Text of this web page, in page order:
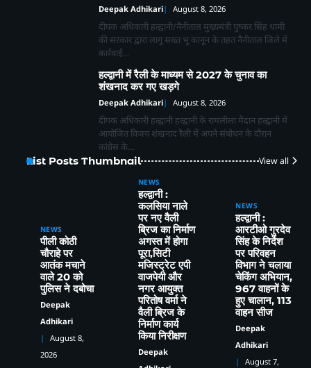
Deepak Adhikari August 8, 2026
दीपक अधिकारी हल्द्वानी/नैनीताल मुख्यमंत्री पुष्कर सिंह धामी
की सरकार द्वारा लागू सख्त भू कानून के तहत नैनीताल जिले में
कार्रवाई…
हल्द्वानी में रैली के माध्यम से 2027 के चुनाव का
शंखनाद कर गए खड़गे
Deepak Adhikari August 8, 2026
दीपक अधिकारी हल्द्वानी हल्द्वानी के रामलीला मैदान हल्द्वानी में
आयोजित विजय शंखनाद रैली में अपने संबोधन के दौरान
कांग्रेस के…
List Posts Thumbnail View all
NEWS
पीली कोठी
चौराहे पर
आतंक मचाने
वाले 20 को
पुलिस ने दबोचा
Deepak
Adhikari
August 8,
2026
NEWS
हल्द्वानी :
कलसिया नाले
पर नए वैली
ब्रिज का निर्माण
अगस्त में होगा
पूरा,सिटी
मजिस्ट्रेट एपी
वाजपेयी और
नगर आयुक्त
परितोष वर्मा ने
वैली ब्रिज के
निर्माण कार्य
किया निरीक्षण
Deepak
NEWS
हल्द्वानी :
आरटीओ गुरदेव
सिंह के निर्देश
पर परिवहन
विभाग ने चलाया
चेकिंग अभियान,
967 वाहनों के
हुए चालान, 113
वाहन सीज
Deepak
Adhikari
August 7,
हल्द्वानी संभाग में परिवहन विभाग का बड़ा एक्शन,
257 वाहनों के चालान, 22 वाहन सीज
Deepak Adhikari
उत्तराखण्ड मुक्त विश्वविद्यालय की 46वीं कार्य